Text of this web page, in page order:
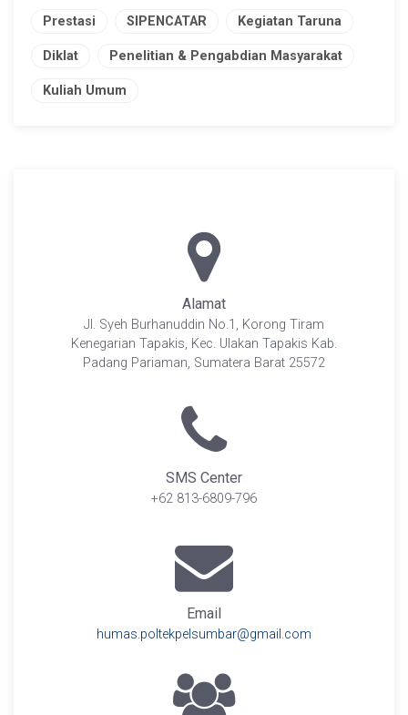
Prestasi SIPENCATAR Kegiatan Taruna
Diklat Penelitian & Pengabdian Masyarakat
Kuliah Umum
Alamat
Jl. Syeh Burhanuddin No.1, Korong Tiram
Kenegarian Tapakis, Kec. Ulakan Tapakis Kab.
Padang Pariaman, Sumatera Barat 25572
SMS Center
+62 813-6809-796
Email
humas.poltekpelsumbar@gmail.com